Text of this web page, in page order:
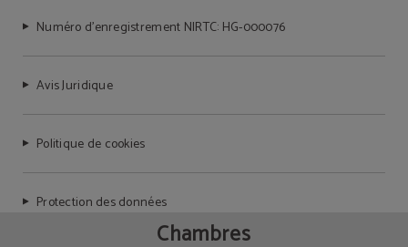
Chambres
Numéro d’enregistrement NIRTC: HG-000076
Avis Juridique
Politique de cookies
Protection des données